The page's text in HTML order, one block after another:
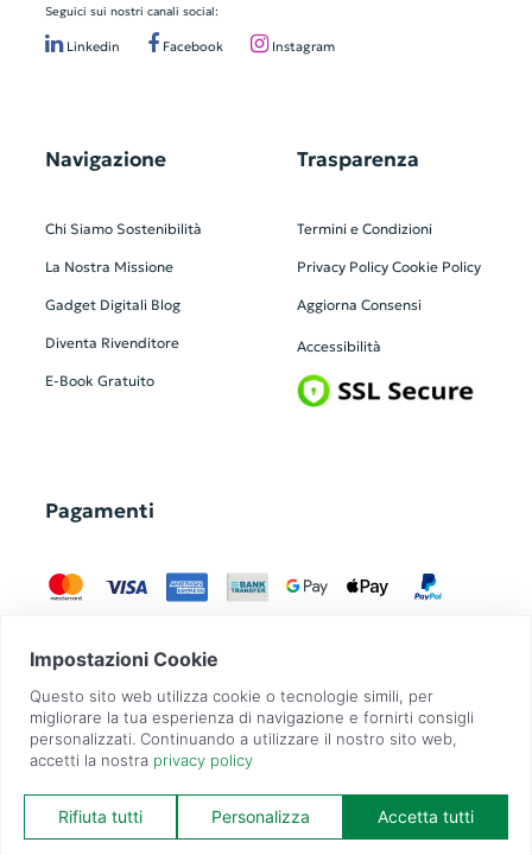
Seguici sui nostri canali social:
Linkedin Facebook Instagram
Navigazione
Chi Siamo Sostenibilità
La Nostra Missione
Gadget Digitali Blog
Diventa Rivenditore
E-Book Gratuito
Trasparenza
Termini e Condizioni
Privacy Policy Cookie Policy
Aggiorna Consensi
Accessibilità
Pagamenti
GadgetZilla è un Brand di Overbi S.r.l.| realizzato con Contit
| © 2026 Tutti
i diritti riservati | P.IVA: 09351560967